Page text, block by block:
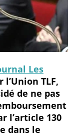
Les
TLF,
de ne pas
l’article 130
dans le